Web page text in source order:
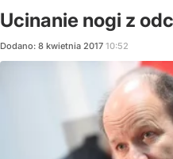
Ucinanie nogi z
Dodano: 8 kwietnia 2017 10:52